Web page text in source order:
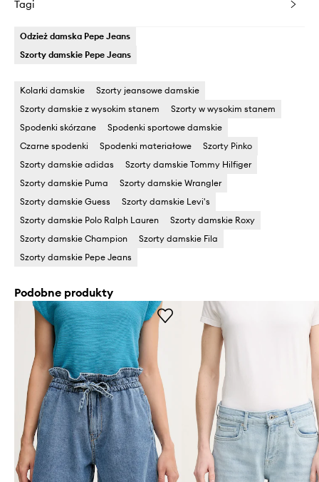
Tagi
Odzież damska Pepe Jeans
Szorty damskie Pepe Jeans
Kolarki damskie
Szorty jeansowe damskie
Szorty damskie z wysokim stanem
Szorty w wysokim stanem
Spodenki skórzane
Spodenki sportowe damskie
Czarne spodenki
Spodenki materiałowe
Szorty Pinko
Szorty damskie adidas
Szorty damskie Tommy Hilfiger
Szorty damskie Puma
Szorty damskie Wrangler
Szorty damskie Guess
Szorty damskie Levi's
Szorty damskie Polo Ralph Lauren
Szorty damskie Roxy
Szorty damskie Champion
Szorty damskie Fila
Szorty damskie Pepe Jeans
Podobne produkty